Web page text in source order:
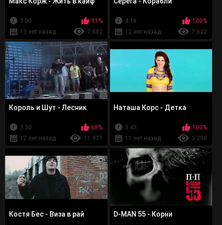
3:00
91%
13 лет назад
7 882
4:18
100%
12 лет назад
7 622
Король и Шут - Лесник
3:30
68%
12 лет назад
11 977
Наташа Корс - Детка
3:43
100%
11 лет назад
3 298
Костя Бес - Виза в рай D-MAN 55 - Корни